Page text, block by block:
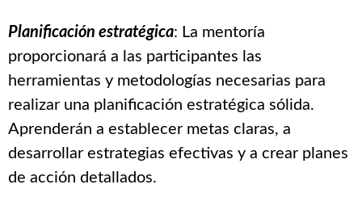
Planificación estratégica: La mentoría
proporcionará a las participantes las
herramientas y metodologías necesarias para
realizar una planificación estratégica sólida.
Aprenderán a establecer metas claras, a
desarrollar estrategias efectivas y a crear planes
de acción detallados.